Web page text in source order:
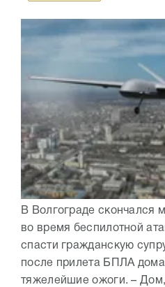
В Волгограде скончался
во время беспилотной
спасти гражданскую
после прилета БПЛА
тяжелейшие ожоги. – Дом,